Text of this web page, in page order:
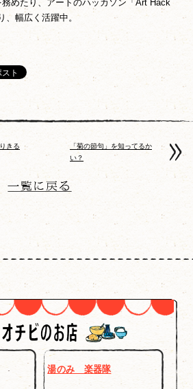
めたり、アートのハッカソン「Art Hack
、幅広く活躍中。
きる
「菊の節句」を知ってるか
い？
湯のみ 楽器隊